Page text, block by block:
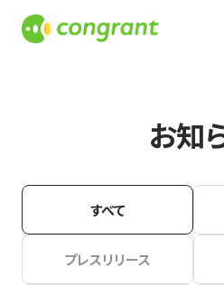
お知
すべて
プレスリリース